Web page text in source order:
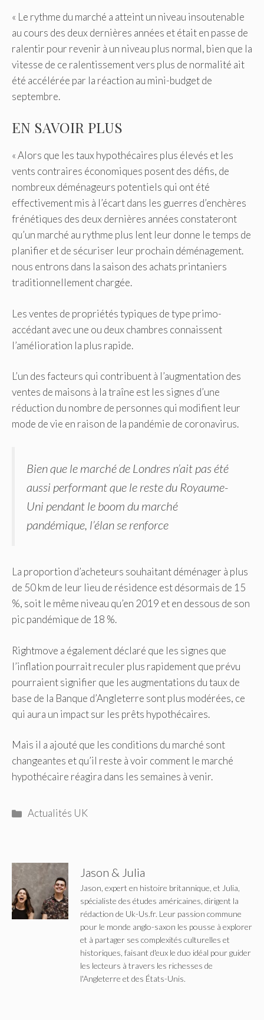
« Le rythme du marché a atteint un niveau insoutenable
au cours des deux dernières années et était en passe de
ralentir pour revenir à un niveau plus normal, bien que la
vitesse de ce ralentissement vers plus de normalité ait
été accélérée par la réaction au mini-budget de
septembre.
EN SAVOIR PLUS
« Alors que les taux hypothécaires plus élevés et les
vents contraires économiques posent des défis, de
nombreux déménageurs potentiels qui ont été
effectivement mis à l’écart dans les guerres d’enchères
frénétiques des deux dernières années constateront
qu’un marché au rythme plus lent leur donne le temps de
planifier et de sécuriser leur prochain déménagement.
nous entrons dans la saison des achats printaniers
traditionnellement chargée.
Les ventes de propriétés typiques de type primo-
accédant avec une ou deux chambres connaissent
l’amélioration la plus rapide.
L’un des facteurs qui contribuent à l’augmentation des
ventes de maisons à la traîne est les signes d’une
réduction du nombre de personnes qui modifient leur
mode de vie en raison de la pandémie de coronavirus.
Bien que le marché de Londres n’ait pas été
aussi performant que le reste du Royaume-
Uni pendant le boom du marché
pandémique, l’élan se renforce
La proportion d’acheteurs souhaitant déménager à plus
de 50 km de leur lieu de résidence est désormais de 15
%, soit le même niveau qu’en 2019 et en dessous de son
pic pandémique de 18 %.
Rightmove a également déclaré que les signes que
l’inflation pourrait reculer plus rapidement que prévu
pourraient signifier que les augmentations du taux de
base de la Banque d’Angleterre sont plus modérées, ce
qui aura un impact sur les prêts hypothécaires.
Mais il a ajouté que les conditions du marché sont
changeantes et qu’il reste à voir comment le marché
hypothécaire réagira dans les semaines à venir.
Catégories
Actualités UK
Jason & Julia
Jason, expert en histoire britannique, et Julia,
spécialiste des études américaines, dirigent la
rédaction de Uk-Us.fr. Leur passion commune
pour le monde anglo-saxon les pousse à explorer
et à partager ses complexités culturelles et
historiques, faisant d'eux le duo idéal pour guider
les lecteurs à travers les richesses de
l'Angleterre et des États-Unis.